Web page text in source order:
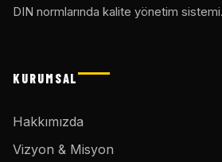
DIN normlarında kalite yönetim sistemi.
KURUMSAL
Hakkımızda
Vizyon & Misyon